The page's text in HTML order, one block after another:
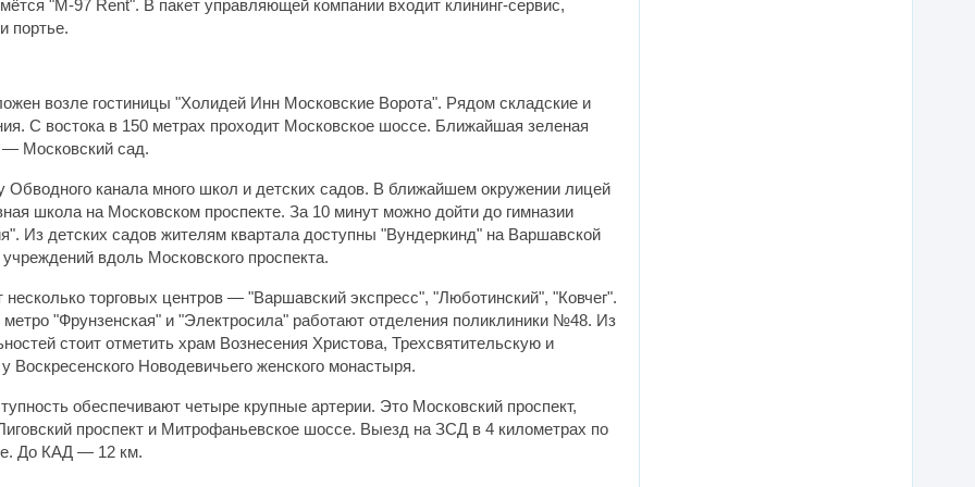
"М-97 Rent". В пакет управляющей компании входит клининг-сервис,
портье.
возле гостиницы "Холидей Инн Московские Ворота". Рядом складские и
С востока в 150 метрах проходит Московское шоссе. Ближайшая зеленая
— Московский сад.
Обводного канала много школ и детских садов. В ближайшем окружении лицей
школа на Московском проспекте. За 10 минут можно дойти до гимназии
Из детских садов жителям квартала доступны "Вундеркинд" на Варшавской
вдоль Московского проспекта.
несколько торговых центров — "Варшавский экспресс", "Люботинский", "Ковчег".
метро "Фрунзенская" и "Электросила" работают отделения поликлиники №48. Из
стоит отметить храм Вознесения Христова, Трехсвятительскую и
Воскресенского Новодевичьего женского монастыря.
обеспечивают четыре крупные артерии. Это Московский проспект,
проспект и Митрофаньевское шоссе. Выезд на ЗСД в 4 километрах по
До КАД — 12 км.